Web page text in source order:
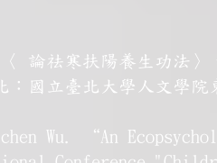
論祛寒扶陽養生功法〉
：國立臺北大學人文學
chen Wu. “An